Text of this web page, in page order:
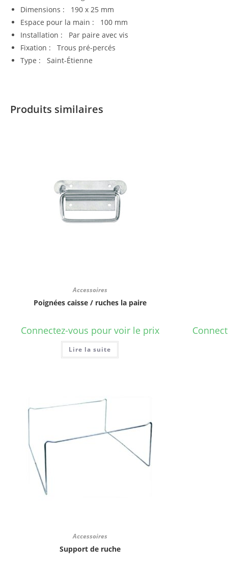
Dimensions : 190 x 25 mm
Espace pour la main : 100 mm
Installation : Par paire avec vis
Fixation : Trous pré-percés
Type : Saint-Étienne
Produits similaires
Accessoires
Poignées caisse / ruches la paire
Connectez-vous pour voir le prix
Lire la suite
Accessoires
Support de ruche